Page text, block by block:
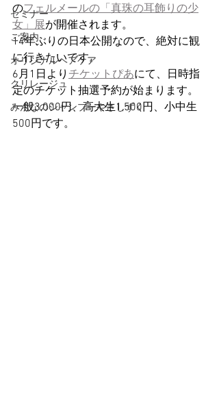
セミナー
ご案内
オリジナルヘアケア
クリレージュ
みんなのシャンプーやさしずく
のフェルメールの「真珠の耳飾りの少
女」展が開催されます。
14年ぶりの日本公開なので、絶対に観
に行きたいです。
6月1日より チケットぴあにて、日時指
定のチケット抽選予約が始まります。
一般3,000円、高大生1,500円、小中生
500円です。